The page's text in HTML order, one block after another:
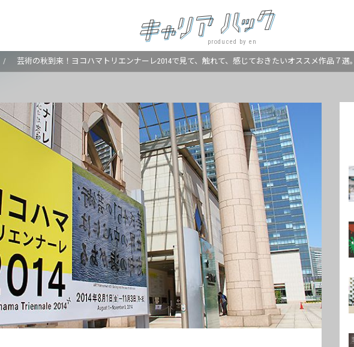
produced by en
芸術の秋到来！ヨコハマトリエンナーレ2014で見て、触れて、感じておきたいオススメ作品７選。